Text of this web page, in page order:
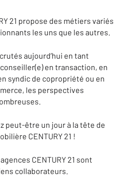
21 propose des métiers variés
les uns que les autres.
aujourd’hui en tant
en transaction, en
syndic de copropriété ou en
les perspectives
peut-être un jour à la tête de
CENTURY 21 !
CENTURY 21 sont
collaborateurs.